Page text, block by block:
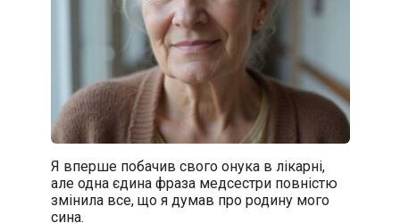
Я вперше побачив свого онука в лікарні,
але одна єдина фраза медсестри повністю
змінила все, що я думав про родину мого
сина.